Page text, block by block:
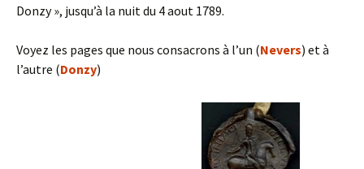
Donzy », jusqu’à la nuit du 4 aout 1789.
Voyez les pages que nous consacrons à l’un (Nevers) et à
l’autre (Donzy)